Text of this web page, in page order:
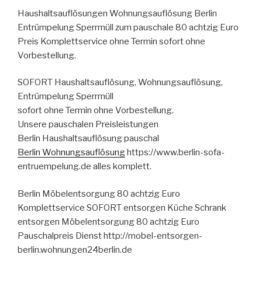
Haushaltsauflösungen Wohnungsauflösung Berlin
Entrümpelung Sperrmüll zum pauschale 80 achtzig Euro
Preis Komplettservice ohne Termin sofort ohne
Vorbestellung.
SOFORT Haushaltsauflösung, Wohnungsauflösung,
Entrümpelung Sperrmüll
sofort ohne Termin ohne Vorbestellung.
Unsere pauschalen Preisleistungen
Berlin Haushaltsauflösung pauschal
Berlin Wohnungsauflösunghttps://www.berlin-sofa-
entruempelung.de alles komplett.
Berlin Möbelentsorgung 80 achtzig Euro
Komplettservice SOFORT entsorgen Küche Schrank
entsorgen Möbelentsorgung 80 achtzig Euro
Pauschalpreis Dienst http://mobel-entsorgen-
berlin.wohnungen24berlin.de